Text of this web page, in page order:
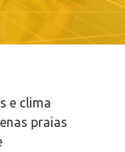
e clima
praias